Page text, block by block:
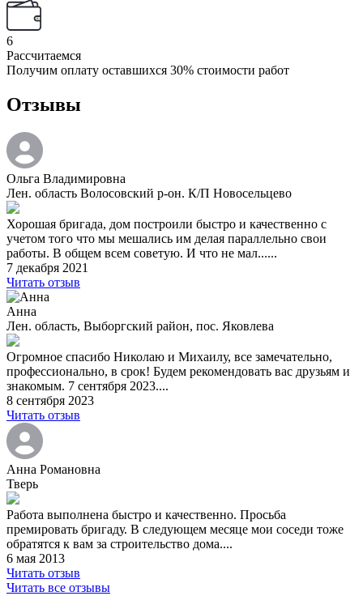
6
Рассчитаемся
Получим оплату оставшихся 30% стоимости работ
Отзывы
Ольга Владимировна
Лен. область Волосовский р-он. К/П Новосельцево
Хорошая бригада, дом построили быстро и качественно с
учетом того что мы мешались им делая параллельно свои
работы. В общем всем советую. И что не мал......
7 декабря 2021
Читать отзыв
Анна
Лен. область, Выборгский район, пос. Яковлева
Огромное спасибо Николаю и Михаилу, все замечательно,
профессионально, в срок! Будем рекомендовать вас друзьям и
знакомым. 7 сентября 2023....
8 сентября 2023
Читать отзыв
Анна Романовна
Тверь
Работа выполнена быстро и качественно. Просьба
премировать бригаду. В следующем месяце мои соседи тоже
обратятся к вам за строительство дома....
6 мая 2013
Читать отзыв
Читать все отзывы